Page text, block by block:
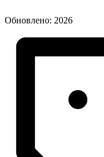
Обновлено: 2026